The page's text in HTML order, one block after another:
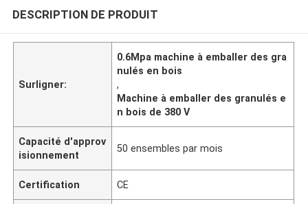
DESCRIPTION DE PRODUIT
Surligner:
0.6Mpa machine à emballer des gra
nulés en bois
,
Machine à emballer des granulés e
n bois de 380 V
Capacité d'approv
isionnement
50 ensembles par mois
Certification CE